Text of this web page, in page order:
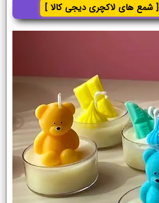
[ شمع های لاکچری دیجی کالا ]